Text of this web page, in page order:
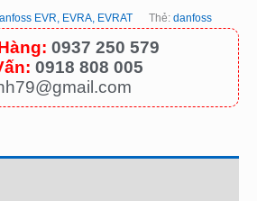
EVR, EVRA, EVRAT Thẻ: danfoss
0937 250 579
0918 808 005